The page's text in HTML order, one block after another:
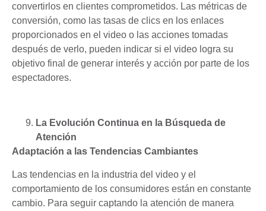
convertirlos en clientes comprometidos. Las métricas de
conversión, como las tasas de clics en los enlaces
proporcionados en el video o las acciones tomadas
después de verlo, pueden indicar si el video logra su
objetivo final de generar interés y acción por parte de los
espectadores.
La Evolución Continua en la Búsqueda de
Atención
Adaptación a las Tendencias Cambiantes
Las tendencias en la industria del video y el
comportamiento de los consumidores están en constante
cambio. Para seguir captando la atención de manera